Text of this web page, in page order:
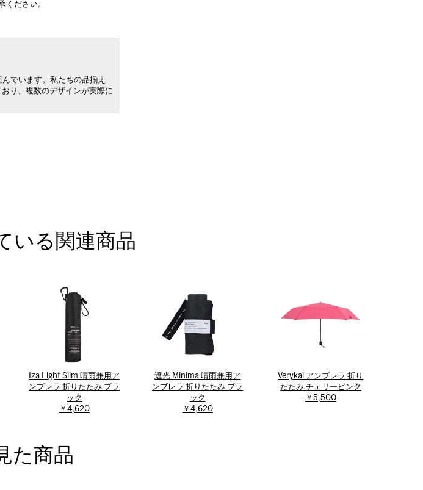
ください。
でいます。私たちの品揃え
り、複数のデザインが実際に
いる関連商品
Iza Light Slim 晴雨兼用ア
ンブレラ 折りたたみ ブラ
ック
￥4,620
遮光 Minima 晴雨兼用ア
ンブレラ 折りたたみ ブラ
ック
￥4,620
Verykal アンブレラ 折り
たたみ チェリーピンク
￥5,500
た商品